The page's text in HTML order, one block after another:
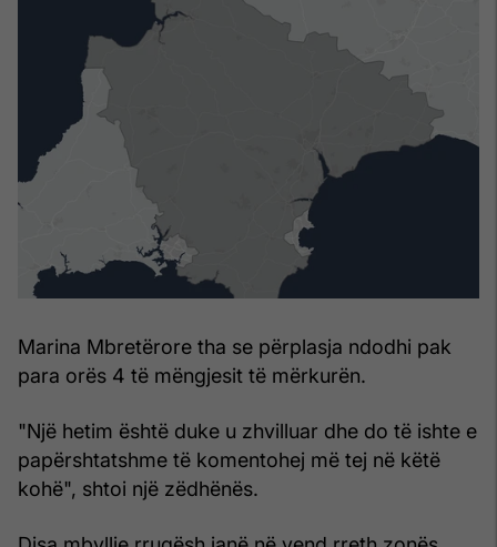
Marina Mbretërore tha se përplasja ndodhi pak
para orës 4 të mëngjesit të mërkurën.
"Një hetim është duke u zhvilluar dhe do të ishte e
papërshtatshme të komentohej më tej në këtë
kohë", shtoi një zëdhënës.